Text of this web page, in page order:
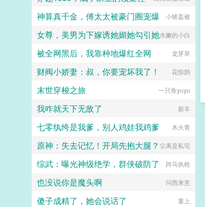
神算真千金，傅太太被豪门圈宠爆 小猪盖被
女尊，美男为下嫁诱她媚她勾引她水嫩的小白
被全网黑后，我靠种地爆红全网 龙芽草
财阀小娇妻：叔，你要宠坏我了！ 花惊鹊
末世穿梭之旅 一只鱼yuyu
我咋就天下无敌了 新丰
七零纨绔是我爹，别人鸡娃我鸡爹 木火青
原神：失去记忆！开局先抱大腿？ 尘离是私宅
综武：曝光神级绝学，群侠破防了 跨马执枪
也没说你是魔头啊 问西来意
傻子成精了，她会说话了 重上